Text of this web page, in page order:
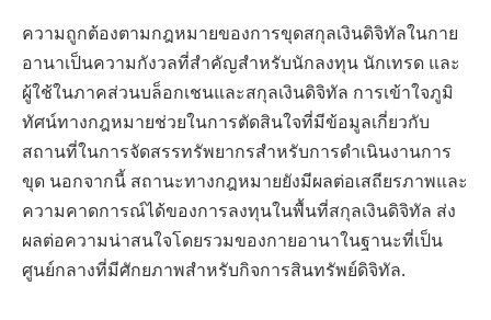
ความถูกต้องตามกฎหมายของการขุดสกุลเงินดิจิทัลในกาย
อานาเป็นความกังวลที่สำคัญสำหรับนักลงทุน นักเทรด และ
ผู้ใช้ในภาคส่วนบล็อกเชนและสกุลเงินดิจิทัล การเข้าใจภูมิ
ทัศน์ทางกฎหมายช่วยในการตัดสินใจที่มีข้อมูลเกี่ยวกับ
สถานที่ในการจัดสรรทรัพยากรสำหรับการดำเนินงานการ
ขุด นอกจากนี้ สถานะทางกฎหมายยังมีผลต่อเสถียรภาพและ
ความคาดการณ์ได้ของการลงทุนในพื้นที่สกุลเงินดิจิทัล ส่ง
ผลต่อความน่าสนใจโดยรวมของกายอานาในฐานะที่เป็น
ศูนย์กลางที่มีศักยภาพสำหรับกิจการสินทรัพย์ดิจิทัล.